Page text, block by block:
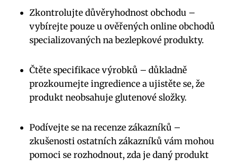
Zkontrolujte důvěryhodnost obchodu –
vybírejte pouze u ověřených online obchodů
specializovaných na bezlepkové produkty.
Čtěte specifikace výrobků – důkladně
prozkoumejte ingredience a ujistěte se, že
produkt neobsahuje glutenové složky.
Podívejte se na recenze zákazníků –
zkušenosti ostatních zákazníků vám mohou
pomoci se rozhodnout, zda je daný produkt